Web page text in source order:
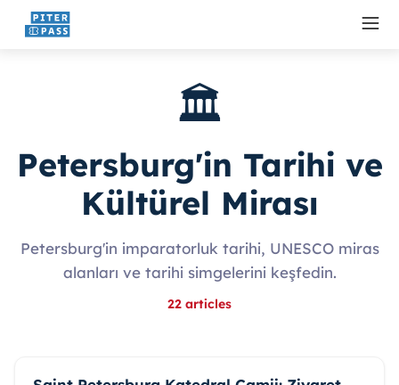
🏛️
Petersburg'in Tarihi ve
Kültürel Mirası
Petersburg'in imparatorluk tarihi, UNESCO miras
alanları ve tarihi simgelerini keşfedin.
22 articles